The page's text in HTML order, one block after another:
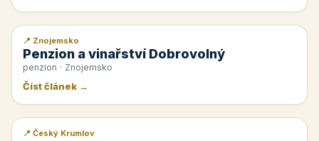
📰 PR článek
📍 Znojemsko
Penzion a vinařství Dobrovolný
penzion · Znojemsko
Číst článek →
📰 PR článek
📍 Český Krumlov